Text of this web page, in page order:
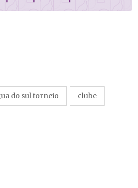
do sul torneio clube